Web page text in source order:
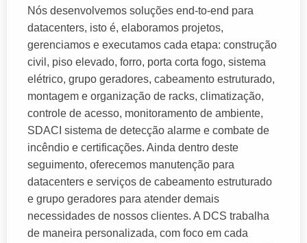
Nós desenvolvemos soluções end-to-end para
datacenters, isto é, elaboramos projetos,
gerenciamos e executamos cada etapa: construção
civil, piso elevado, forro, porta corta fogo, sistema
elétrico, grupo geradores, cabeamento estruturado,
montagem e organização de racks, climatização,
controle de acesso, monitoramento de ambiente,
SDACI sistema de detecção alarme e combate de
incêndio e certificações. Ainda dentro deste
seguimento, oferecemos manutenção para
datacenters e serviços de cabeamento estruturado
e grupo geradores para atender demais
necessidades de nossos clientes. A DCS trabalha
de maneira personalizada, com foco em cada